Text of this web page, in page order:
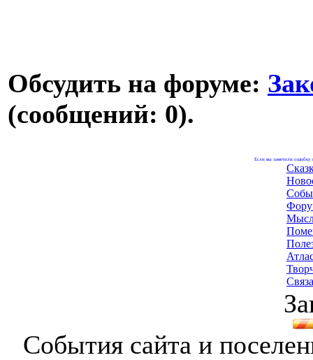
Обсудить на форуме:
(сообщений: 0).
Если вы заметили ошибку
События сайта и